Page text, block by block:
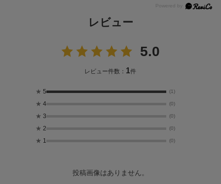
レビュー
5.0
レビュー件数： 1件
★ 5 (1)
★ 4 (0)
★ 3 (0)
★ 2 (0)
★ 1 (0)
投稿画像はありません。